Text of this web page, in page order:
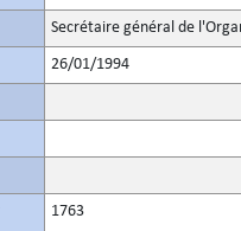
Secrétaire général de
26/01/1994
1763